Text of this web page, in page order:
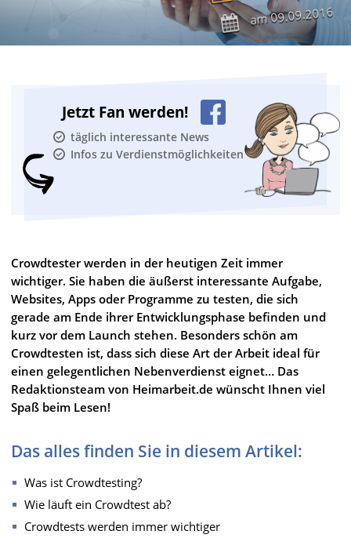
am09.09.2016
Jetzt Fan werden!
täglich interessante News
Infos zu Verdienstmöglichkeiten
Crowdtester werden in der heutigen Zeit immer
wichtiger. Sie haben die äußerst interessante Aufgabe,
Websites, Apps oder Programme zu testen, die sich
gerade am Ende ihrer Entwicklungsphase befinden und
kurz vor dem Launch stehen. Besonders schön am
Crowdtesten ist, dass sich diese Art der Arbeit ideal für
einen gelegentlichen Nebenverdienst eignet… Das
Redaktionsteam von Heimarbeit.de wünscht Ihnen viel
Spaß beim Lesen!
Das alles finden Sie in diesem Artikel:
Was ist Crowdtesting?
Wie läuft ein Crowdtest ab?
Crowdtests werden immer wichtiger